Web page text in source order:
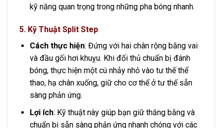
kỹ năng quan trọng trong những pha bóng nhanh.
5. Kỹ Thuật Split Step
Cách thực hiện: Đứng với hai chân rộng bằng vai
và đầu gối hơi khuỵu. Khi đối thủ chuẩn bị đánh
bóng, thực hiện một cú nhảy nhỏ vào tư thế thể
thao, hạ chân xuống, giữ cho cơ thể ở tư thế sẵn
sàng phản ứng.
Lợi ích: Kỹ thuật này giúp bạn giữ thăng bằng và
chuẩn bị sẵn sàng phản ứng nhanh chóng với các